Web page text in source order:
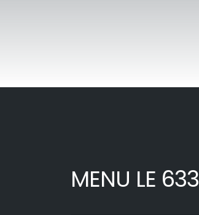
MENU LE 633